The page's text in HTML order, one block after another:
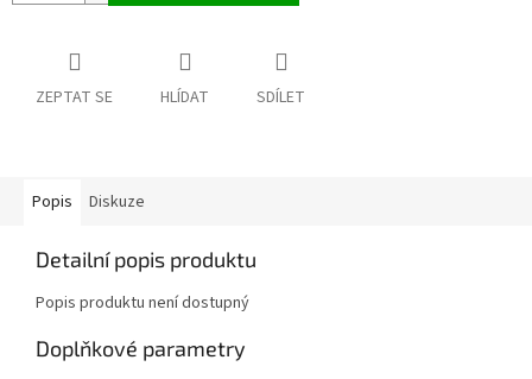
ZEPTAT SE HLÍDAT SDÍLET
Popis Diskuze
Detailní popis produktu
Popis produktu není dostupný
Doplňkové parametry